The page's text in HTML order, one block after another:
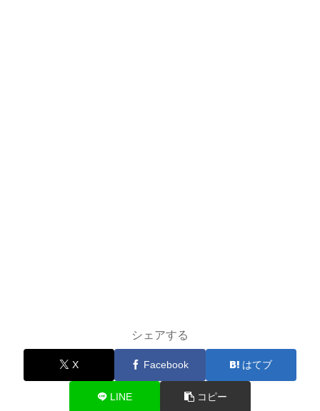
シェアする
X Facebook はてブ
LINE コピー